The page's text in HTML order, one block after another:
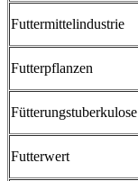
Futtermittelindustrie
Futterpflanzen
Fütterungstuberkulose
Futterwert